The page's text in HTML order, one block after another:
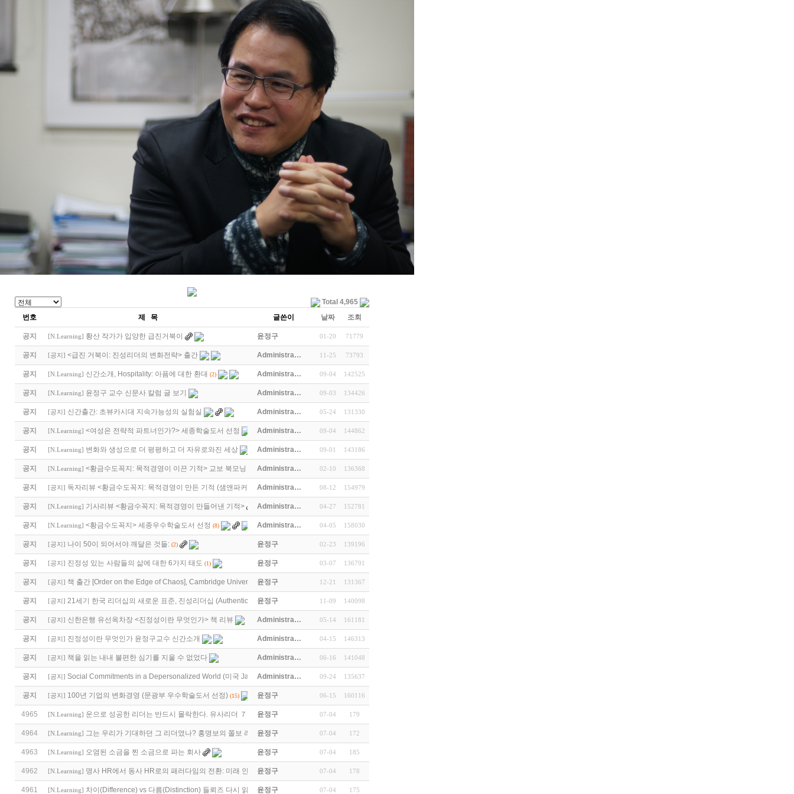
Total 4,965
번호
제 목 글쓴이 날짜 조회
공지 [N.Learning] 황산 작가가 입양한 급진거북이 윤정구 01-20 71779
공지 [공지 ] <급진 거북이: 진성리더의 변화전략> 출간 Administra… 11-25 73793
공지 [N.Learning] 신간소개, Hospitality: 아픔에 대한 환대 (2) Administra… 09-04 142525
공지 [N.Learning] 윤정구 교수 신문사 칼럼 글 보기 Administra… 09-03 134426
공지 [공지 ] 신간출간: 초뷰카시대 지속가능성의 실험실 Administra… 05-24 131330
공지 [N.Learning] <여성은 전략적 파트너인가?> 세종학술도서 선정 Administra… 09-04 144862
공지 [N.Learning] 변화와 생성으로 더 평평하고 더 자유로와진 세상 Administra… 09-01 143186
공지 [N.Learning] <황금수도꼭지: 목적경영이 이끈 기적> 교보 북모닝 Administra… 02-10 136368
공지 [공지 ] 독자리뷰 <황금수도꼭지: 목적경영이 만든 기적 (샘앤파커스 …Administra… 08-12 154979
공지 [N.Learning] 기사리뷰 <황금수꼭지: 목적경영이 만들어낸 기적> Administra… 04-27 152781
공지 [N.Learning] <황금수도꼭지> 세종우수학술도서 선정 (8) Administra… 04-05 158030
공지 [공지 ] 나이 50이 되어서야 깨달은 것들: (2) 윤정구 02-23 139196
공지 [공지 ] 진정성 있는 사람들의 삶에 대한 6가지 태도 (1) 윤정구 03-07 136791
공지 [공지 ] 책 출간 [Order on the Edge of Chaos], Cambridge University …윤정구 12-21 131367
공지 [공지 ] 21세기 한국 리더십의 새로운 표준, 진성리더십 (Authentic Lead… (3)
윤정구 11-09 140098
공지 [공지 ] 신한은행 유선옥차장 <진정성이란 무엇인가> 책 리뷰 Administra… 05-14 161181
공지 [공지 ] 진정성이란 무엇인가 윤정구교수 신간소개 Administra… 04-15 146313
공지 [공지 ] 책을 읽는 내내 불편한 심기를 지울 수 없었다 Administra… 06-16 141048
공지 [공지 ] Social Commitments in a Depersonalized World (미국 Jame Cole…
Administra… 09-24 135637
공지 [공지 ] 100년 기업의 변화경영 (문광부 우수학술도서 선정) (15) 윤정구 06-15 160116
4965 [N.Learning] 운으로 성공한 리더는 반드시 몰락한다. 유사리더 ７인 탈로 사…
윤정구 07-04 179
4964 [N.Learning] 그는 우리가 기대하던 그 리더였나? 홍명보의 쫄보 리더십윤정구 07-04 172
4963 [N.Learning] 오염된 소금을 찐 소금으로 파는 회사 윤정구 07-04 185
4962 [N.Learning] 명사 HR에서 동사 HR로의 패러다임의 전환: 미래 인재 경쟁력의…
윤정구 07-04 178
4961 [N.Learning] 차이(Difference) vs 다름(Distinction) 들뢰즈 다시 읽기 윤정구 07-04 175